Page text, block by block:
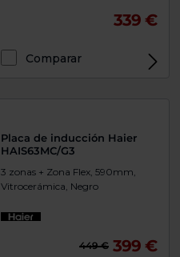
339 €
Comparar
Placa de inducción Haier
HAIS63MC/G3
3 zonas + Zona Flex, 590mm,
Vitrocerámica, Negro
449 € 399 €